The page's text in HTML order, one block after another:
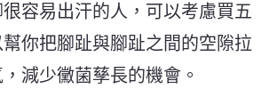
容易出汗的人，可以考慮買五
你把腳趾與腳趾之間的空隙拉
減少黴菌孳長的機會。